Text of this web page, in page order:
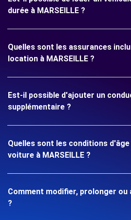
durée à MARSEILLE ?
Quelles sont les assurances
location à MARSEILLE ?
Est-il possible d'ajouter un
supplémentaire ?
Quelles sont les conditions
voiture à MARSEILLE ?
Comment modifier, prolonger ou
?